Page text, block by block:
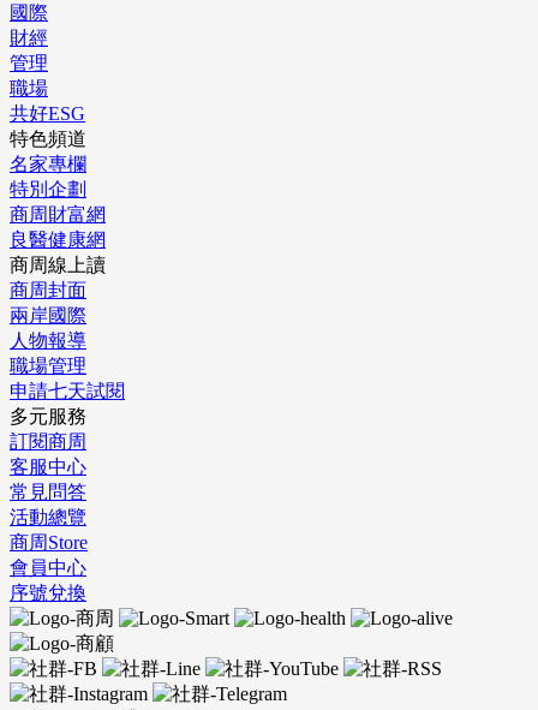
國際
財經
管理
職場
共好ESG
特色頻道
名家專欄
特別企劃
商周財富網
良醫健康網
商周線上讀
商周封面
兩岸國際
人物報導
職場管理
申請七天試閱
多元服務
訂閱商周
客服中心
常見問答
活動總覽
商周Store
會員中心
序號兌換